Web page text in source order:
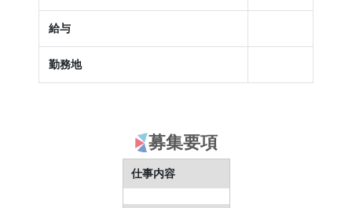
給与
勤務地
募集要項
仕事内容